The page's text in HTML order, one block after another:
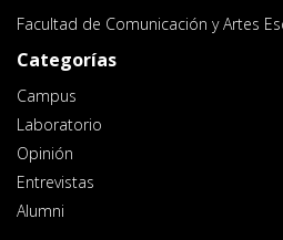
Facultad de Comunicación y Artes
Categorías
Campus
Laboratorio
Opinión
Entrevistas
Alumni